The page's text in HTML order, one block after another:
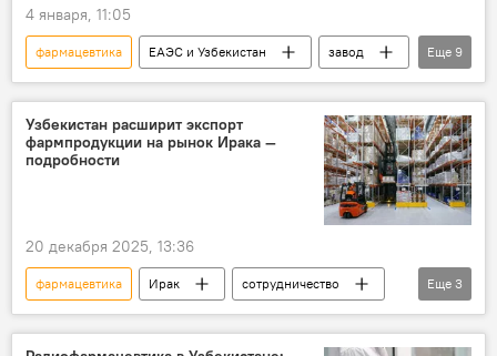
4 января, 11:05
фармацевтика ЕАЭС и Узбекистан
завод
лекарства
производство
Строительство
Казахстан
продукция
Экспорт
Узбекистан и ЕАЭС: перспективы возможной интеграции
Еще 9
Узбекистан расширит экспорт
фармпродукции на рынок Ирака —
подробности
20 декабря 2025, 13:36
фармацевтика Ирак
сотрудничество
Узбекистан
Экспорт лекарства
Еще 3